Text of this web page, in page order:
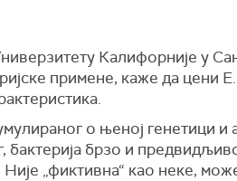
Калифорније у Сан
примене, каже да цени
о њеној генетици и
бактерија брзо и
„фиктивна“ као неке,